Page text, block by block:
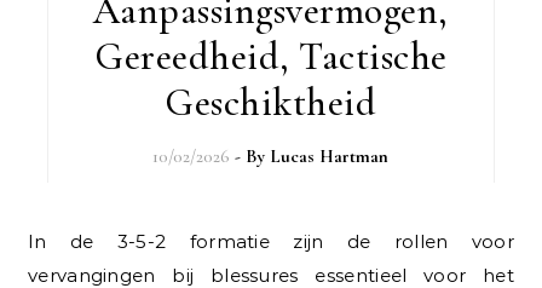
Aanpassingsvermogen,
Gereedheid, Tactische
Geschiktheid
10/02/2026 - By Lucas Hartman
In de 3-5-2 formatie zijn de rollen voor
vervangingen bij blessures essentieel voor het